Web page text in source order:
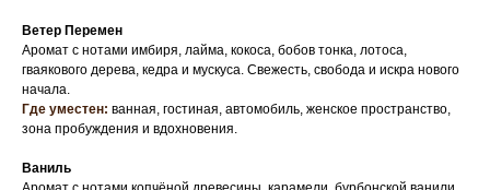
Ветер Перемен
Аромат с нотами имбиря, лайма, кокоса, бобов тонка, лотоса,
гваякового дерева, кедра и мускуса. Свежесть, свобода и искра нового
начала.
Где уместен: ванная, гостиная, автомобиль, женское пространство,
зона пробуждения и вдохновения.
Ваниль